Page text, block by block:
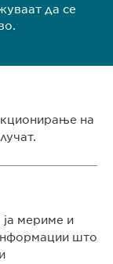
да се
на
мериме и
што